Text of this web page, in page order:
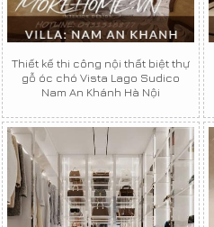
Thiết kế thi công nội thất biệt thự
gỗ óc chó Vista Lago Sudico
Nam An Khánh Hà Nội